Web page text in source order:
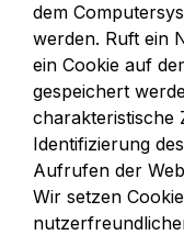
dem
werden. Ruft ein
ein Cookie auf
gespeichert
charakteristische
Identifizierung
Aufrufen der
Wir setzen